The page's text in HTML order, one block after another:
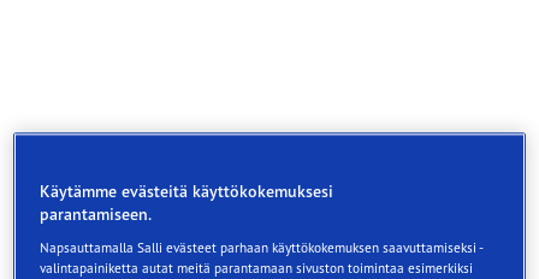
Käytämme evästeitä käyttökokemuksesi
parantamiseen.
Napsauttamalla Salli evästeet parhaan käyttökokemuksen saavuttamiseksi -
valintapainiketta autat meitä parantamaan sivuston toimintaa esimerkiksi